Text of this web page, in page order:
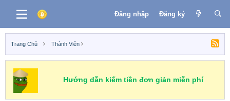
Đăng nhập Đăng ký
Trang Chủ Thành Viên
Hướng dẫn kiếm tiền đơn giản miễn phí